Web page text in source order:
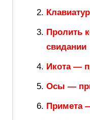
Пролить
свидании
Икота —
Осы —
Примета